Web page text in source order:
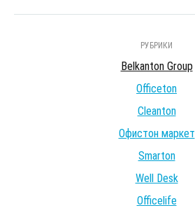
РУБРИКИ
Belkanton Group
Officeton
Cleanton
Офистон маркет
Smarton
Well Desk
Officelife